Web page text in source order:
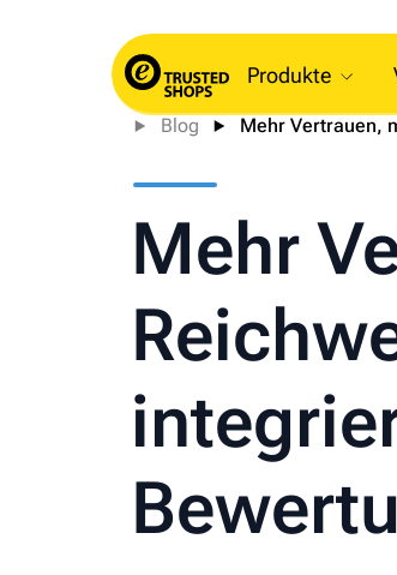
Produkte
Blog Mehr Vertrauen,
Mehr